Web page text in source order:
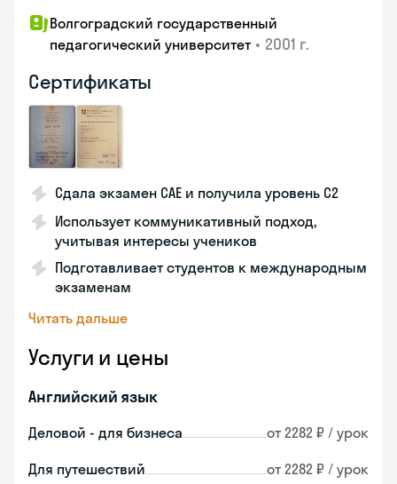
Волгоградский государственный
педагогический университет • 2001 г.
Сертификаты
Сдала экзамен CAE и получила уровень С2
Использует коммуникативный подход,
учитывая интересы учеников
Подготавливает студентов к международным
экзаменам
Читать дальше
Услуги и цены
Английский язык
Деловой - для бизнеса от 2282 ₽ / урок
Для путешествий от 2282 ₽ / урок